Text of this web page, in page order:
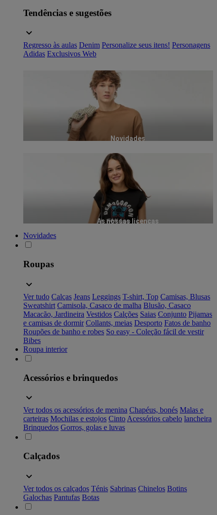
Tendências e sugestões
Regresso às aulas Denim Personalize seus itens! Personagens
Adidas Exclusivos Web
Novidades
As nossas licenças
Novidades
Roupas
Ver tudo Calças Jeans Leggings T-shirt, Top Camisas, Blusas
Sweatshirt Camisola, Casaco de malha Blusão, Casaco
Macacão, Jardineira Vestidos Calções Saias Conjunto Pijamas
e camisas de dormir Collants, meias Desporto Fatos de banho
Roupões de banho e robes So easy - Coleção fácil de vestir
Bibes
Roupa interior
Acessórios e brinquedos
Ver todos os acessórios de menina Chapéus, bonés Malas e
carteiras Mochilas e estojos Cinto Acessórios cabelo lancheira
Brinquedos Gorros, golas e luvas
Calçados
Ver todos os calçados Ténis Sabrinas Chinelos Botins
Galochas Pantufas Botas